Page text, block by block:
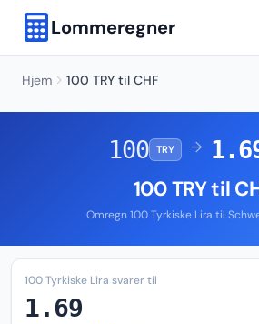
Lommeregner
Hjem 100 TRY til CHF
100 TRY →
100 TRY til
Omregn 100 Tyrkiske Lira til
100 Tyrkiske Lira svarer til
1.69